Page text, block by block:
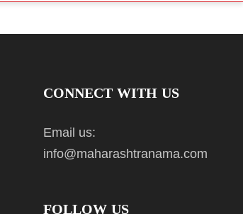
CONNECT WITH US
Email us:
info@maharashtranama.com